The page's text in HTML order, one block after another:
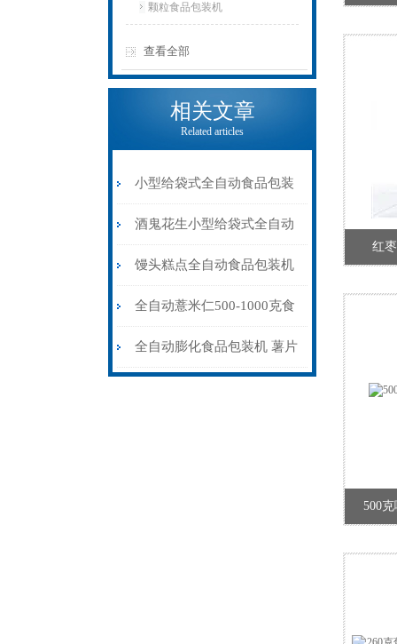
颗粒食品包装机
查看全部
相关文章
Related articles
小型给袋式全自动食品包装
机100-1000克
酒鬼花生小型给袋式全自动
食品包装机定制
馒头糕点全自动食品包装机
可充氮气
全自动薏米仁500-1000克食
品包装机设备
全自动膨化食品包装机 薯片
红
500